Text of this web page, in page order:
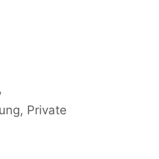
,
, Private